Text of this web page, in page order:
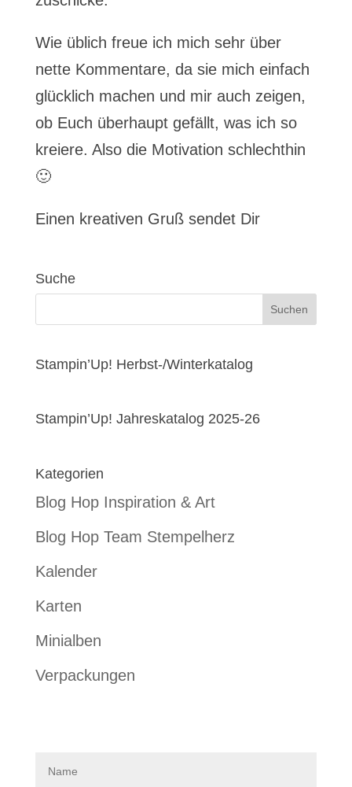
Wie üblich freue ich mich sehr über
nette Kommentare, da sie mich einfach
glücklich machen und mir auch zeigen,
ob Euch überhaupt gefällt, was ich so
kreiere. Also die Motivation schlechthin
🙂
Einen kreativen Gruß sendet Dir
Suche
Stampin’Up! Herbst-/Winterkatalog
Stampin’Up! Jahreskatalog 2025-26
Kategorien
Blog Hop Inspiration & Art
Blog Hop Team Stempelherz
Kalender
Karten
Minialben
Verpackungen